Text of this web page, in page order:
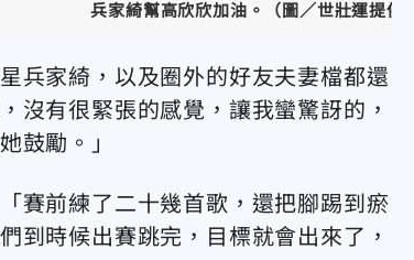
兵家綺幫高欣欣加油。（圖／世壯運提供）
兵家綺，以及圈外的好友夫妻檔都還
沒有很緊張的感覺，讓我蠻驚訝的，
鼓勵。」
賽前練了二十幾首歌，還把腳踢到瘀
到時候出賽跳完，目標就會出來了，